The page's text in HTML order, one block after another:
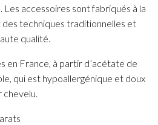
accessoires sont fabriqués à la
des techniques traditionnelles et
qualité.
en France, à partir d’acétate de
qui est hypoallergénique et doux
chevelu.